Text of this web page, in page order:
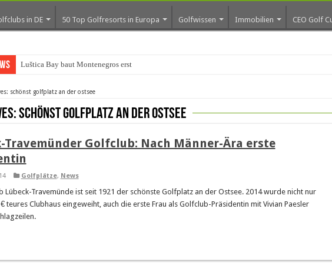
in DE 50 Top Golfresorts in Europa Golfwissen Immobilien CEO Golf
Luštica Bay baut Montenegros erste Golf-C
schönst golfplatz an der ostsee
schönst golfplatz an der ostsee
Travemünder Golfclub: Nach Männer-Ära erste
Golfplätze, News
Lübeck-Travemünde ist seit 1921 der schönste Golfplatz an der Ostsee. 2014 wurde nicht nur
teures Clubhaus eingeweiht, auch die erste Frau als Golfclub-Präsidentin mit Vivian Paesler